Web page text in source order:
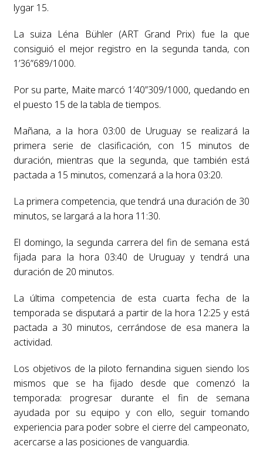
lygar 15.
La suiza Léna Bühler (ART Grand Prix) fue la que
consiguió el mejor registro en la segunda tanda, con
1’36”689/1000.
Por su parte, Maite marcó 1’40”309/1000, quedando en
el puesto 15 de la tabla de tiempos.
Mañana, a la hora 03:00 de Uruguay se realizará la
primera serie de clasificación, con 15 minutos de
duración, mientras que la segunda, que también está
pactada a 15 minutos, comenzará a la hora 03:20.
La primera competencia, que tendrá una duración de 30
minutos, se largará a la hora 11:30.
El domingo, la segunda carrera del fin de semana está
fijada para la hora 03:40 de Uruguay y tendrá una
duración de 20 minutos.
La última competencia de esta cuarta fecha de la
temporada se disputará a partir de la hora 12:25 y está
pactada a 30 minutos, cerrándose de esa manera la
actividad.
Los objetivos de la piloto fernandina siguen siendo los
mismos que se ha fijado desde que comenzó la
temporada: progresar durante el fin de semana
ayudada por su equipo y con ello, seguir tomando
experiencia para poder sobre el cierre del campeonato,
acercarse a las posiciones de vanguardia.